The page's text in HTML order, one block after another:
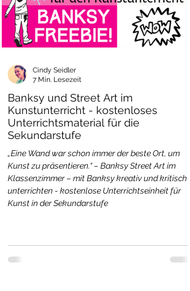
Banksy und Street Art im
Kunstunterricht - kostenloses
Unterrichtsmaterial für die
Sekundarstufe
„Eine Wand war schon immer der beste Ort, um
Kunst zu präsentieren.“ – Banksy Street Art im
Klassenzimmer – mit Banksy kreativ und kritisch
unterrichten - kostenlose Unterrichtseinheit für
Kunst in der Sekundarstufe
Cindy Seidler
7 Min. Lesezeit